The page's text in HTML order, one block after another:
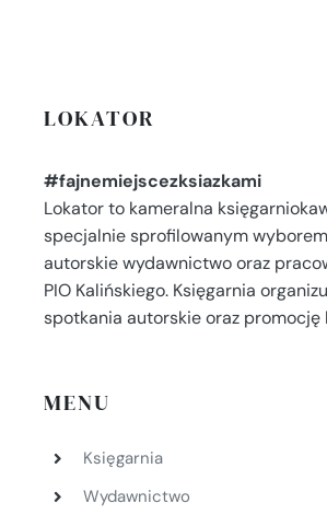
LOKATOR
#fajnemiejscezksiazkami
Lokator to kameralna
specjalnie sprofilowanym
autorskie wydawnictwo oraz
PIO Kalińskiego. Księgarnia
spotkania autorskie oraz promocję
MENU
Księgarnia
Wydawnictwo